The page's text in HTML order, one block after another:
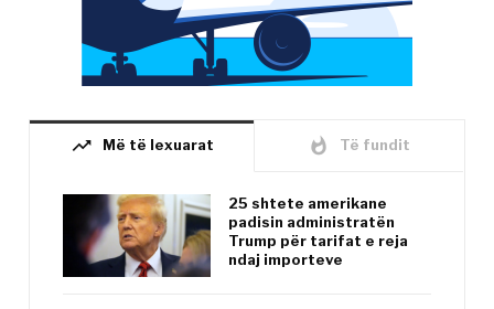
trending_up Më të lexuarat whatshot Të fundit
25 shtete amerikane
padisin administratën
Trump për tarifat e reja
ndaj importeve